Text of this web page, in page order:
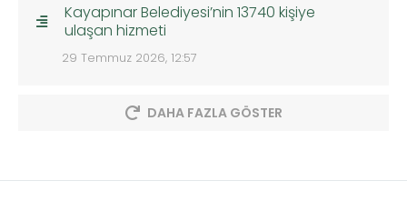
Kayapınar Belediyesi’nin 13740 kişiye
ulaşan hizmeti
29 Temmuz 2026, 12:57
DAHA FAZLA GÖSTER